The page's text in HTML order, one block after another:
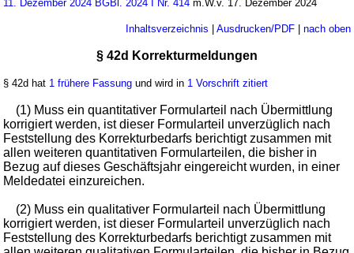
11. Dezember 2024 BGBl. 2024 I Nr. 414 m.W.v. 17. Dezember 2024
Inhaltsverzeichnis Ausdrucken/PDF| nach oben
§ 42d Korrekturmeldungen
§ 42d hat 1 frühere Fassung und wird in 1 Vorschrift zitiert
(1) Muss ein quantitativer Formularteil nach Übermittlung
korrigiert werden, ist dieser Formularteil unverzüglich nach
Feststellung des Korrekturbedarfs berichtigt zusammen mit
allen weiteren quantitativen Formularteilen, die bisher in
Bezug auf dieses Geschäftsjahr eingereicht wurden, in einer
Meldedatei einzureichen.
(2) Muss ein qualitativer Formularteil nach Übermittlung
korrigiert werden, ist dieser Formularteil unverzüglich nach
Feststellung des Korrekturbedarfs berichtigt zusammen mit